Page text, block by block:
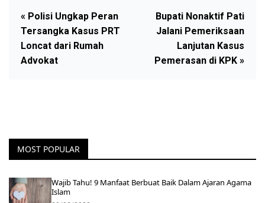
« Polisi Ungkap Peran
Tersangka Kasus PRT
Loncat dari Rumah
Advokat
Bupati Nonaktif Pati
Jalani Pemeriksaan
Lanjutan Kasus
Pemerasan di KPK »
MOST POPULAR
Wajib Tahu! 9 Manfaat Berbuat Baik Dalam Ajaran Agama
Islam